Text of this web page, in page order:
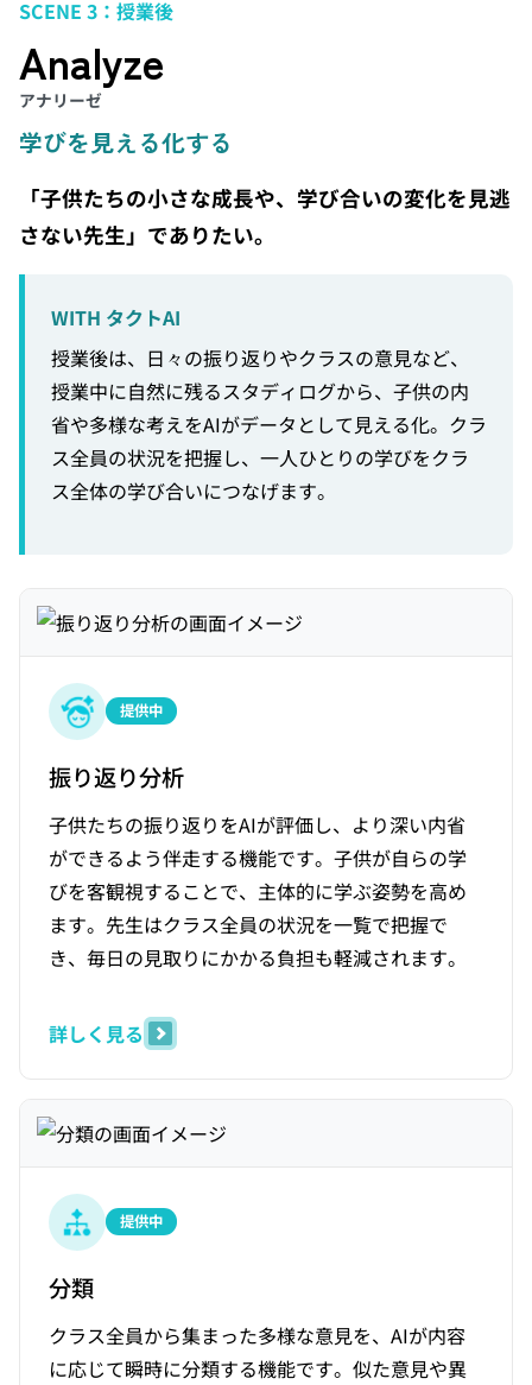
SCENE 3：授業後
Analyze
アナリーゼ
学びを見える化する
「子供たちの小さな成長や、学び合いの変化を見逃
さない先生」でありたい。
WITH タクトAI
授業後は、日々の振り返りやクラスの意見など、
授業中に自然に残るスタディログから、子供の内
省や多様な考えをAIがデータとして見える化。クラ
ス全員の状況を把握し、一人ひとりの学びをクラ
ス全体の学び合いにつなげます。
提供中
振り返り分析
子供たちの振り返りをAIが評価し、より深い内省
ができるよう伴走する機能です。子供が自らの学
びを客観視することで、主体的に学ぶ姿勢を高め
ます。先生はクラス全員の状況を一覧で把握で
き、毎日の見取りにかかる負担も軽減されます。
詳しく見る
提供中
分類
クラス全員から集まった多様な意見を、AIが内容
に応じて瞬時に分類する機能です。似た意見や異